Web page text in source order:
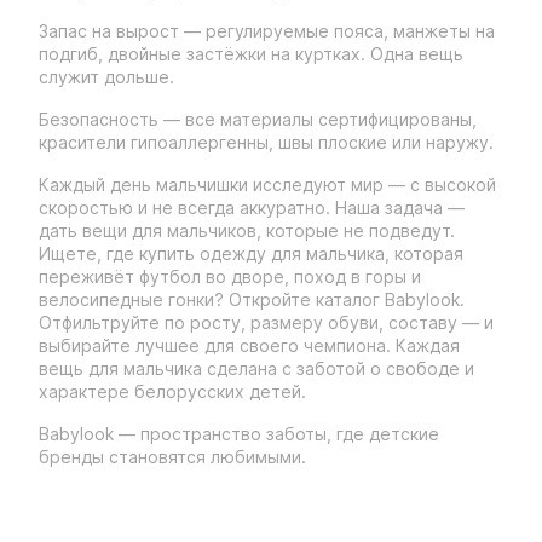
Запас на вырост — регулируемые пояса, манжеты на
подгиб, двойные застёжки на куртках. Одна вещь
служит дольше.
Безопасность — все материалы сертифицированы,
красители гипоаллергенны, швы плоские или наружу.
Каждый день мальчишки исследуют мир — с высокой
скоростью и не всегда аккуратно. Наша задача —
дать вещи для мальчиков, которые не подведут.
Ищете, где купить одежду для мальчика, которая
переживёт футбол во дворе, поход в горы и
велосипедные гонки? Откройте каталог Babylook.
Отфильтруйте по росту, размеру обуви, составу — и
выбирайте лучшее для своего чемпиона. Каждая
вещь для мальчика сделана с заботой о свободе и
характере белорусских детей.
Babylook — пространство заботы, где детские
бренды становятся любимыми.